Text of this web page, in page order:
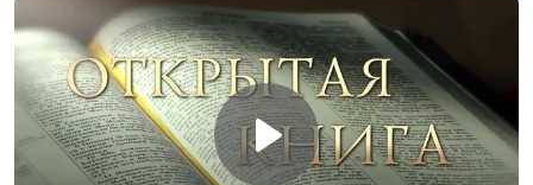
Александр Синицын,
священнослужитель
Конец света
Виталий Синикоп,
Александр Синицын,
священнослужитель